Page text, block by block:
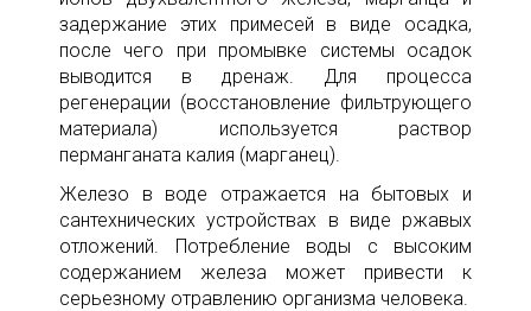
задержание этих примесей в виде осадка,
после чего при промывке системы осадок
выводится в дренаж. Для процесса
регенерации (восстановление фильтрующего
материала) используется раствор
перманганата калия (марганец).
Железо в воде отражается на бытовых и
сантехнических устройствах в виде ржавых
отложений. Потребление воды с высоким
содержанием железа может привести к
серьезному отравлению организма человека.